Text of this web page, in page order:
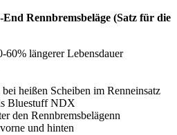
Rennbremsbeläge (Satz für die
60% längerer Lebensdauer
heißen Scheiben im Renneinsatz
Bluestuff NDX
den Rennbremsbelägenn
und hinten